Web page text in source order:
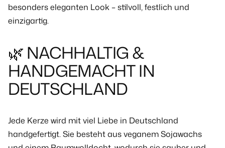
besonders eleganten Look – stilvoll, festlich und
einzigartig.
🌿 NACHHALTIG &
HANDGEMACHT IN
DEUTSCHLAND
Jede Kerze wird mit viel Liebe in Deutschland
handgefertigt. Sie besteht ausveganem Sojawachs